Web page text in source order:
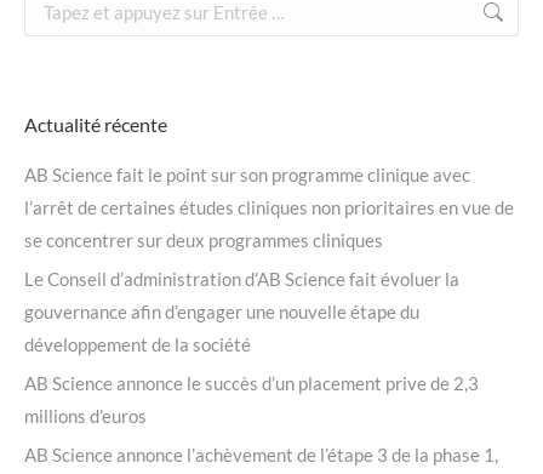
:
Actualité récente
AB Science fait le point sur son programme clinique avec
l’arrêt de certaines études cliniques non prioritaires en vue de
se concentrer sur deux programmes cliniques
Le Conseil d’administration d’AB Science fait évoluer la
gouvernance afin d’engager une nouvelle étape du
développement de la société
AB Science annonce le succès d’un placement prive de 2,3
millions d’euros
AB Science annonce l’achèvement de l’étape 3 de la phase 1,